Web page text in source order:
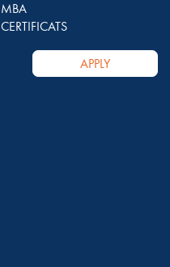
MBA
CERTIFICATS
APPLY